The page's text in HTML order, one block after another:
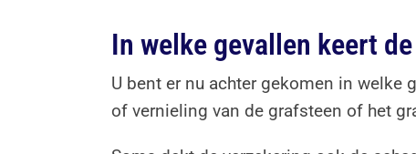
In welke gevallen keert
U bent er nu achter gekomen in welke
of vernieling van de grafsteen of het